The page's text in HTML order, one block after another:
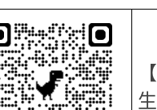
生